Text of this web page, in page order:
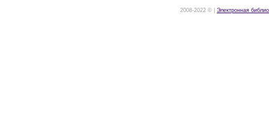
2008-2022 © | Электронная